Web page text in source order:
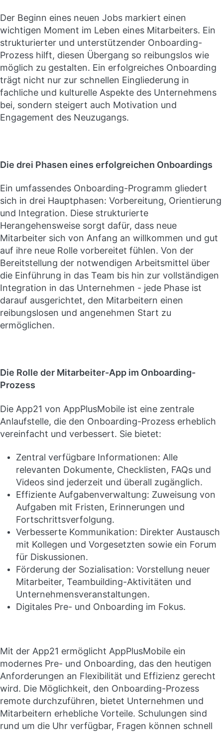
Der Beginn eines neuen Jobs markiert einen
wichtigen Moment im Leben eines Mitarbeiters. Ein
strukturierter und unterstützender Onboarding-
Prozess hilft, diesen Übergang so reibungslos wie
möglich zu gestalten. Ein erfolgreiches Onboarding
trägt nicht nur zur schnellen Eingliederung in
fachliche und kulturelle Aspekte des Unternehmens
bei, sondern steigert auch Motivation und
Engagement des Neuzugangs.
Die drei Phasen eines erfolgreichen Onboardings
Ein umfassendes Onboarding-Programm gliedert
sich in drei Hauptphasen: Vorbereitung, Orientierung
und Integration. Diese strukturierte
Herangehensweise sorgt dafür, dass neue
Mitarbeiter sich von Anfang an willkommen und gut
auf ihre neue Rolle vorbereitet fühlen. Von der
Bereitstellung der notwendigen Arbeitsmittel über
die Einführung in das Team bis hin zur vollständigen
Integration in das Unternehmen - jede Phase ist
darauf ausgerichtet, den Mitarbeitern einen
reibungslosen und angenehmen Start zu
ermöglichen.
Die Rolle der Mitarbeiter-App im Onboarding-
Prozess
Die App21 von AppPlusMobile ist eine zentrale
Anlaufstelle, die den Onboarding-Prozess erheblich
vereinfacht und verbessert. Sie bietet:
Zentral verfügbare Informationen: Alle
relevanten Dokumente, Checklisten, FAQs und
Videos sind jederzeit und überall zugänglich.
Effiziente Aufgabenverwaltung: Zuweisung von
Aufgaben mit Fristen, Erinnerungen und
Fortschrittsverfolgung.
Verbesserte Kommunikation: Direkter Austausch
mit Kollegen und Vorgesetzten sowie ein Forum
für Diskussionen.
Förderung der Sozialisation: Vorstellung neuer
Mitarbeiter, Teambuilding-Aktivitäten und
Unternehmensveranstaltungen.
Digitales Pre- und Onboarding im Fokus.
Mit der App21 ermöglicht AppPlusMobile ein
modernes Pre- und Onboarding, das den heutigen
Anforderungen an Flexibilität und Effizienz gerecht
wird. Die Möglichkeit, den Onboarding-Prozess
remote durchzuführen, bietet Unternehmen und
Mitarbeitern erhebliche Vorteile. Schulungen sind
rund um die Uhr verfügbar, Fragen können schnell